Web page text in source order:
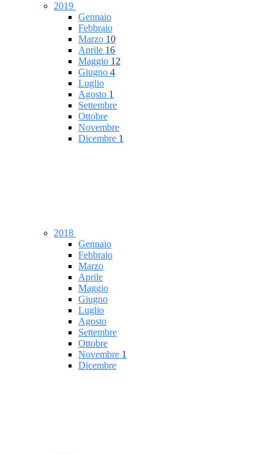
2019
Gennaio
Febbraio
Marzo 10
Aprile 16
Maggio 12
Giugno 4
Luglio
Agosto 1
Settembre
Ottobre
Novembre
Dicembre 1
2018
Gennaio
Febbraio
Marzo
Aprile
Maggio
Giugno
Luglio
Agosto
Settembre
Ottobre
Novembre 1
Dicembre